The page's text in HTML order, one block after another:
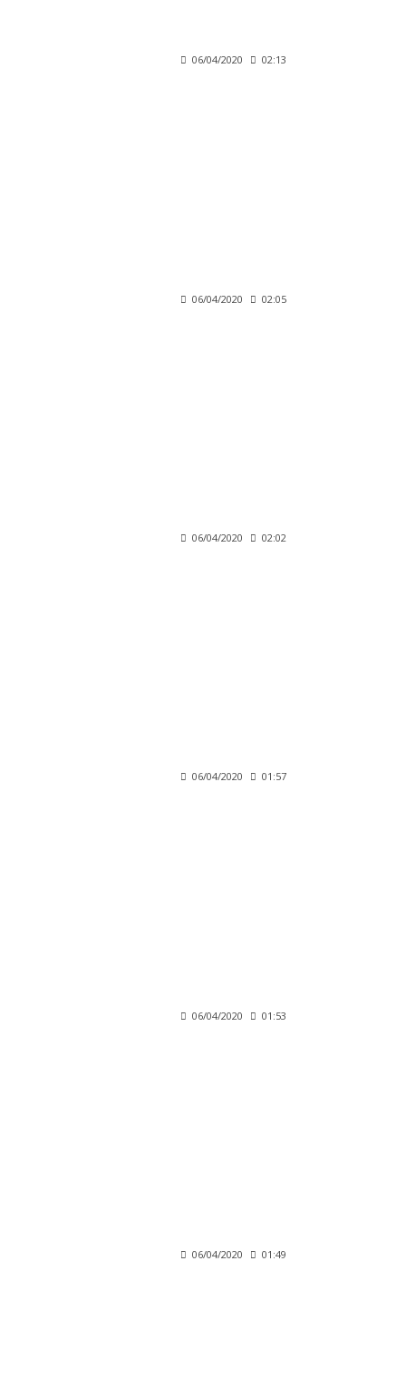
06/04/2020 02:13
06/04/2020 02:05
06/04/2020 02:02
06/04/2020 01:57
06/04/2020 01:53
06/04/2020 01:49